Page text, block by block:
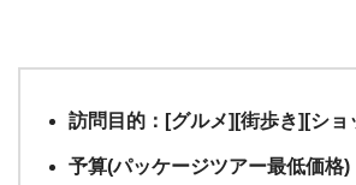
訪問目的：[グルメ][街歩き][ショ
予算(パッケージツアー最低価格)